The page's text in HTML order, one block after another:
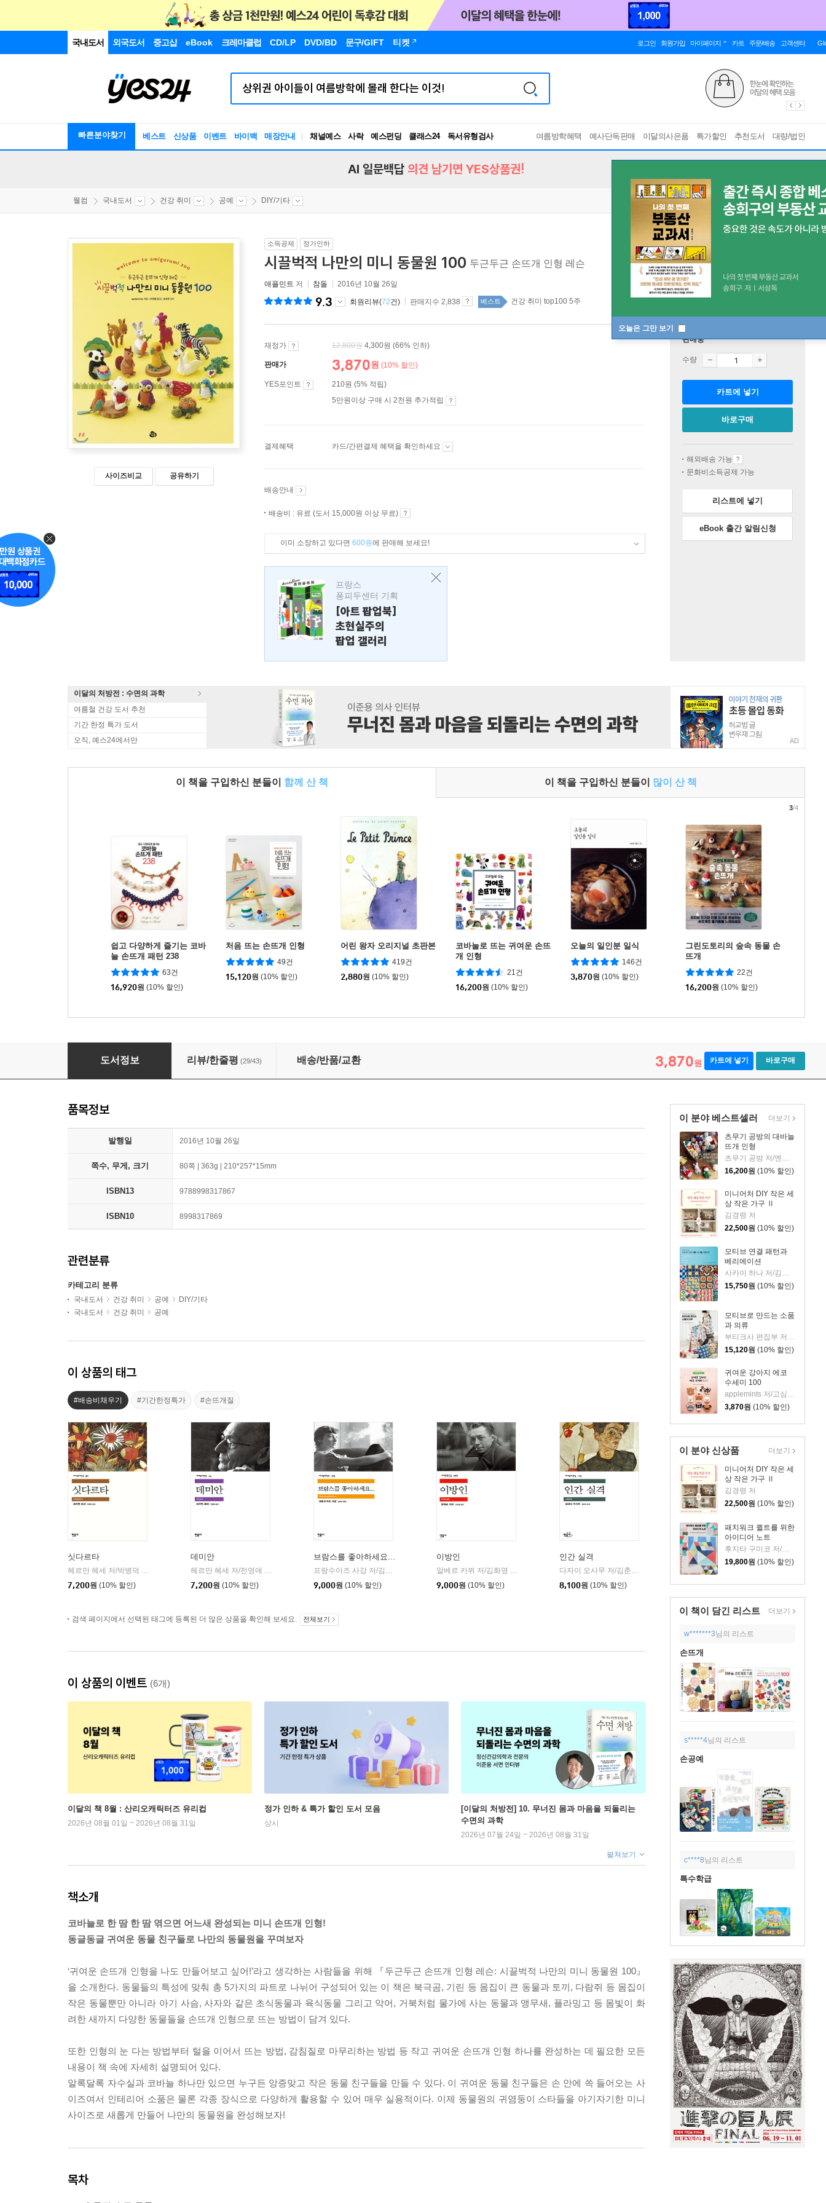
국내도서 외국도서 중고샵 eBook 크레마클럽 CD/LP DVD/BD 문구/GIFT 티켓 로그인 회원가입 마이페이지 카트 주문/배송 고객센터
빠른분야찾기 베스트 신상품 이벤트 바이백 매장안내 채널예스 사락 예스펀딩 클래스24
독서유형검사
RBTI Lab
여름방학혜택 예사단독판매 이달의사은품 특가할인 추천도서 대량/법인
오늘은 그만 보기
AI 일문백답 의견 남기면 YES상품권!
웰컴 국내도서 건강 취미 공예 DIY/기타
사이즈비교 공유하기
소득공제 정가인하
시끌벅적 나만의 미니 동물원 100 두근두근 손뜨개 인형 레슨
애플민트 저 참돌 2016년 10월 26일
9.3 회원리뷰(72건) 판매지수 2,838 베스트 건강 취미 top100 5주
재정가 12,800원 4,300원 (66% 인하)
판매가 3,870원 (10% 할인)
YES포인트
210원 (5% 적립)
5만원이상 구매 시 2천원 추가적립
결제혜택 카드/간편결제 혜택을 확인하세요
배송안내
배송비 : 유료 (도서 15,000원 이상 무료)
이미 소장하고 있다면 600원에 판매해 보세요!
프랑스
퐁피두센터 기획
[아트 팝업북]
초현실주의
팝업 갤러리
판매중
수량
카트에 넣기
바로구매
해외배송 가능
문화비소득공제 가능
리스트에 넣기
eBook 출간 알림신청
이달의 처방전 : 수면의 과학
여름철 건강 도서 추천
기간 한정 특가 도서
오직, 예스24에서만
AD
이 책을 구입하신 분들이 함께 산 책 이 책을 구입하신 분들이 많이 산 책
쉽고 다양하게 즐기는 코바
늘 손뜨개 패턴 238
63건
16,920원 (10% 할인)
처음 뜨는 손뜨개 인형
49건
15,120원 (10% 할인)
어린 왕자 오리지널 초판본
419건
2,880원 (10% 할인)
코바늘로 뜨는 귀여운 손뜨
개 인형
21건
16,200원 (10% 할인)
오늘의 일인분 일식
146건
3,870원 (10% 할인)
그린도토리의 숲속 동물 손
뜨개
22건
16,200원 (10% 할인)
3/4
시끌벅적 나만의 미니 동물원 100
도서정보 리뷰/한줄평 (29/43) 배송/반품/교환 3,870원 카트에 넣기 바로구매
이 분야 베스트셀러
츠무기 공방의 대바늘
뜨개 인형
츠무기 공방 저/엔도 아야꼬 감수/김진아 역
16,200원 (10% 할인)
미니어처 DIY 작은 세
상 작은 가구 Ⅱ
김경령 저
22,500원 (10% 할인)
모티브 연결 패턴과
베리에이션
사카이 하나 저/김한나 역/김수산나 감수
15,750원 (10% 할인)
모티브로 만드는 소품
과 의류
부티크사 편집부 저/김한나 역/김수산나 감수
15,120원 (10% 할인)
귀여운 강아지 에코
수세미 100
3,870원 (10% 할인)
더보기
이 분야 신상품
미니어처 DIY 작은 세
상 작은 가구 Ⅱ
김경령 저
22,500원 (10% 할인)
패치워크 퀼트를 위한
아이디어 노트
후지타 구미코 저/김한나 역
19,800원 (10% 할인)
더보기
이 책이 담긴 리스트 더보기
w*******3님의 리스트
손뜨개
s*****4님의 리스트
손공예
c****8님의 리스트
특수학급
품목정보
발행일 2016년 10월 26일
쪽수, 무게, 크기 80쪽 | 363g | 210*257*15mm
ISBN13 9788998317867
ISBN10 8998317869
관련분류
카테고리 분류
국내도서 건강 취미 공예
DIY/기타
국내도서
건강 취미 공예
이 상품의 태그
#배송비채우기 #기간한정특가 #손뜨개질
싯다르타
헤르만 헤세 저/박병덕 역
7,200원 (10% 할인)
데미안
헤르만 헤세 저/전영애 역
7,200원 (10% 할인)
브람스를 좋아하세요...
프랑수아즈 사강 저/김남주 역
9,000원 (10% 할인)
이방인
알베르 카뮈 저/김화영 역
9,000원 (10% 할인)
인간 실격
다자이 오사무 저/김춘미 역
8,100원 (10% 할인)
검색 페이지에서 선택된 태그에 등록된 더 많은 상품을 확인해 보세요. 전체보기
이 상품의 이벤트 (6개)
이달의 책 8월 : 산리오캐릭터즈 유리컵
2026년 08월 01일 ~ 2026년 08월 31일
정가 인하 & 특가 할인 도서 모음
상시
[이달의 처방전] 10. 무너진 몸과 마음을 되돌리는
수면의 과학
2026년 07월 24일 ~ 2026년 08월 31일
펼쳐보기
책소개
코바늘로 한 땀 한 땀 엮으면 어느새 완성되는 미니 손뜨개 인형!
동글동글 귀여운 동물 친구들로 나만의 동물원을 꾸며보자
‘귀여운 손뜨개 인형을 나도 만들어보고 싶어!’라고 생각하는 사람들을 위해 『두근두근 손뜨개 인형 레슨: 시끌벅적 나만의 미니 동물원 100』
을 소개한다. 동물들의 특성에 맞춰 총 5가지의 파트로 나뉘어 구성되어 있는 이 책은 북극곰, 기린 등 몸집이 큰 동물과 토끼, 다람쥐 등 몸집이
작은 동물뿐만 아니라 아기 사슴, 사자와 같은 초식동물과 육식동물 그리고 악어, 거북처럼 물가에 사는 동물과 앵무새, 플라밍고 등 몸빛이 화
려한 새까지 다양한 동물들을 손뜨개 인형으로 뜨는 방법이 담겨 있다.
또한 인형의 눈 다는 방법부터 털을 이어서 뜨는 방법, 감침질로 마무리하는 방법 등 작고 귀여운 손뜨개 인형 하나를 완성하는 데 필요한 모든
내용이 책 속에 자세히 설명되어 있다.
알록달록 자수실과 코바늘 하나만 있으면 누구든 앙증맞고 작은 동물 친구들을 만들 수 있다. 이 귀여운 동물 친구들은 손 안에 쏙 들어오는 사
이즈여서 인테리어 소품은 물론 각종 장식으로 다양하게 활용할 수 있어 매우 실용적이다. 이제 동물원의 귀염둥이 스타들을 아기자기한 미니
사이즈로 새롭게 만들어 나만의 동물원을 완성해보자!
목차